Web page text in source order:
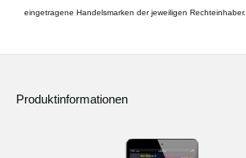
eingetragene Handelsmarken der jeweiligen Rechteinhaber.
Produktinformationen